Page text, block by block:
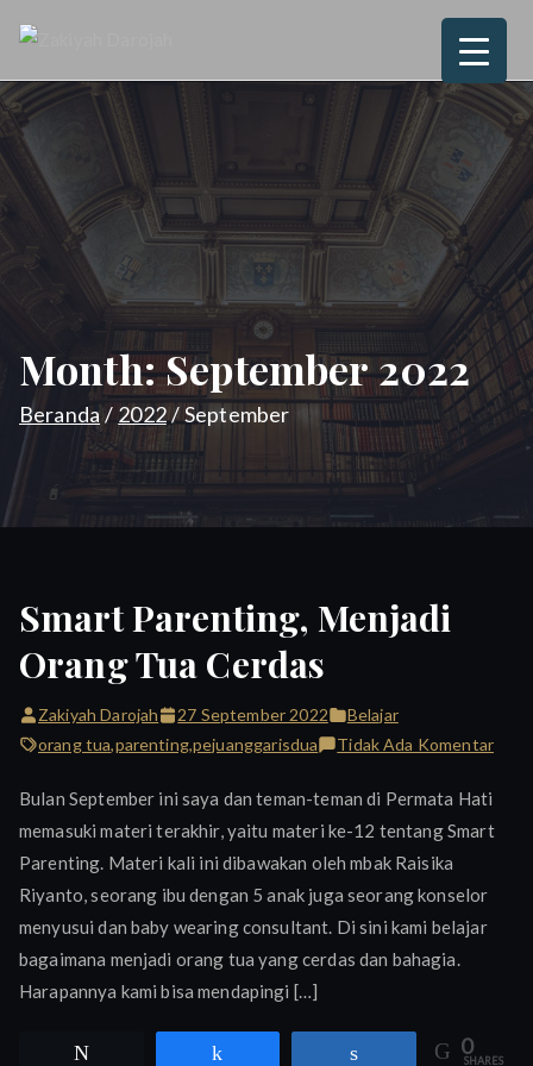
konten
Zakiyah
Darojah
Month:September 2022
Beranda 2022 September
Smart Parenting, Menjadi
Orang Tua Cerdas
Zakiyah Darojah 27 September 2022
Belajar
orang tua,parenting,pejuanggarisdua Tidak Ada Komentarpada
Bulan September ini saya dan teman-teman di Permata Hati
memasuki materi terakhir, yaitu materi ke-12 tentang Smart
Parenting. Materi kali ini dibawakan oleh mbak Raisika
Riyanto, seorang ibu dengan 5 anak juga seorang konselor
menyusui dan baby wearing consultant. Di sini kami belajar
bagaimana menjadi orang tua yang cerdas dan bahagia.
Harapannya kami bisa mendapingi […]
0
SHARES